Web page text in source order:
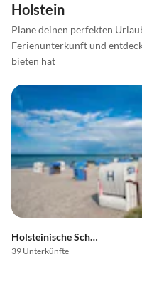
Holstein
Plane deinen perfekten
Ferienunterkunft und
bieten hat
Holsteinische Schweiz
39 Unterkünfte